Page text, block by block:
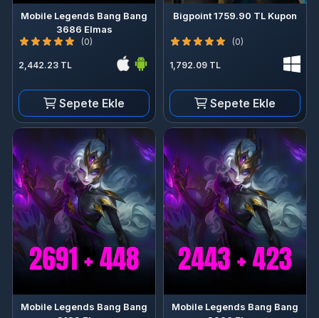
Mobile Legends Bang Bang
3686 Elmas
(0)
2,442.23 TL
Sepete Ekle
Bigpoint 1759.90 TL Kupon
(0)
1,792.09 TL
Sepete Ekle
Mobile Legends Bang Bang
Mobile Legends Bang Bang